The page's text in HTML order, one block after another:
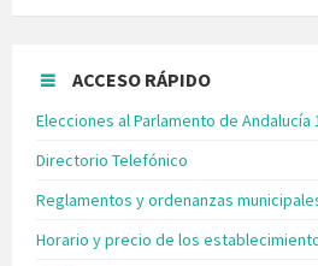
ACCESO RÁPIDO
Elecciones al Parlamento de Andalucía
Directorio Telefónico
Reglamentos y ordenanzas
Horario y precio de los